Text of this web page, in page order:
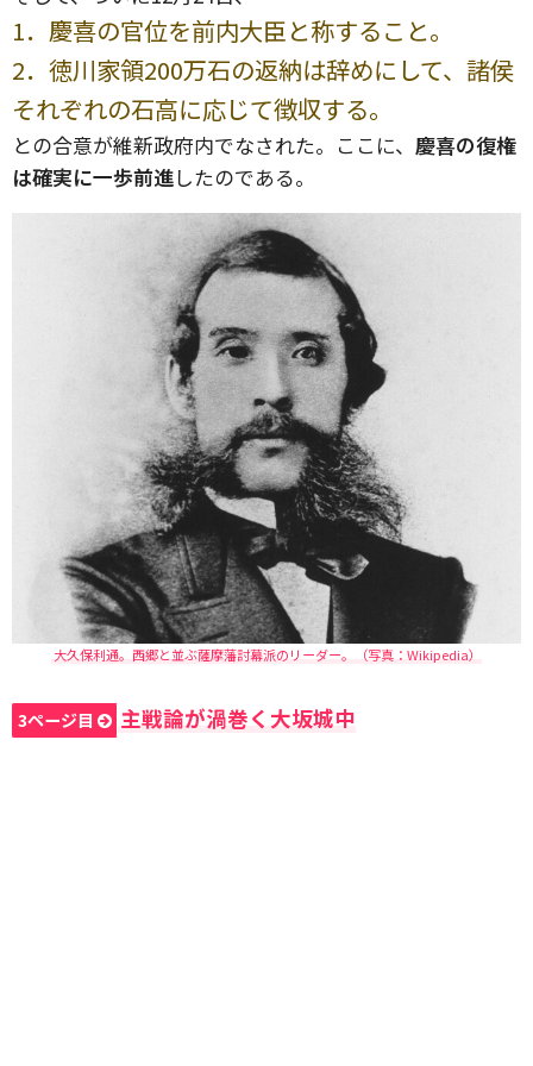
1．慶喜の官位を前内大臣と称すること。
2．徳川家領200万石の返納は辞めにして、諸侯
それぞれの石高に応じて徴収する。
との合意が維新政府内でなされた。ここに、 慶喜の復権
は確実に一歩前進したのである。
大久保利通。西郷と並ぶ薩摩藩討幕派のリーダー。（写真：Wikipedia）
3ページ目 主戦論が渦巻く大坂城中